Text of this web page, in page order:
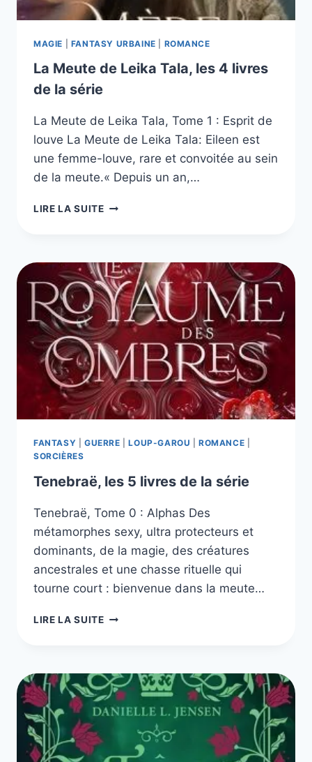
MAGIE FANTASY URBAINE ROMANCE
La Meute de Leika Tala, les 4 livres
de la série
La Meute de Leika Tala, Tome 1 : Esprit de
louve La Meute de Leika Tala: Eileen est
une femme-louve, rare et convoitée au sein
de la meute.« Depuis un an,…
LIRE LA SUITELA
TALA,
LES
4
LIVRES
DE
LA
SÉRIE
FANTASY GUERRE |LOUP-GAROU |ROMANCE
SORCIÈRES
Tenebraë, les 5 livres de la série
Tenebraë, Tome 0 : Alphas Des
métamorphes sexy, ultra protecteurs et
dominants, de la magie, des créatures
ancestrales et une chasse rituelle qui
tourne court : bienvenue dans la meute…
LIRE LA SUITETENEBRAË,
DE
LA
SÉRIE